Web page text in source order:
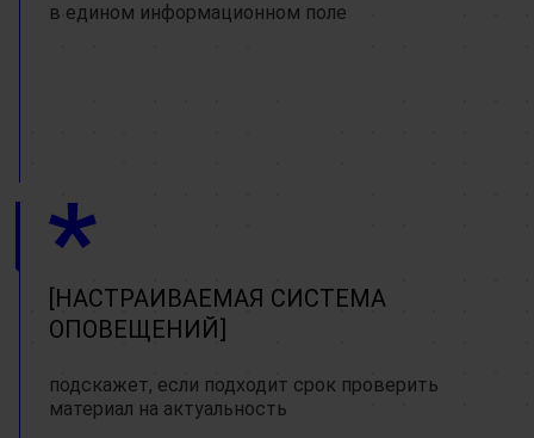
в едином информационном поле
НАСТРАИВАЕМАЯ СИСТЕМА
ОПОВЕЩЕНИЙ
подскажет, если подходит срок проверить
материал на актуальность